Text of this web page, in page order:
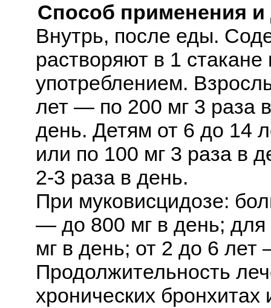
Способ применения
Внутрь, после еды.
растворяют в 1
употреблением.
лет — по 200 мг 3 раза
день. Детям от 6 до 14
или по 100 мг 3 раза в
2-3 раза в день.
При муковисцидозе:
— до 800 мг в день;
мг в день; от 2 до 6
Продолжительность
хронических